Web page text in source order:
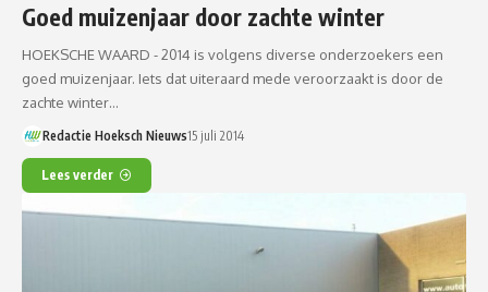
Goed muizenjaar door zachte winter
HOEKSCHE WAARD - 2014 is volgens diverse onderzoekers een
goed muizenjaar. Iets dat uiteraard mede veroorzaakt is door de
zachte winter…
Redactie Hoeksch Nieuws15 juli 2014
Lees verder